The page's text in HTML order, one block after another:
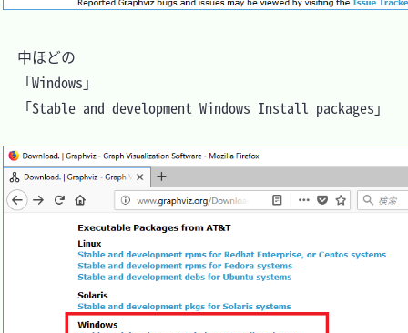
中ほどの
「Windows」
「Stable and development Windows Install packages」